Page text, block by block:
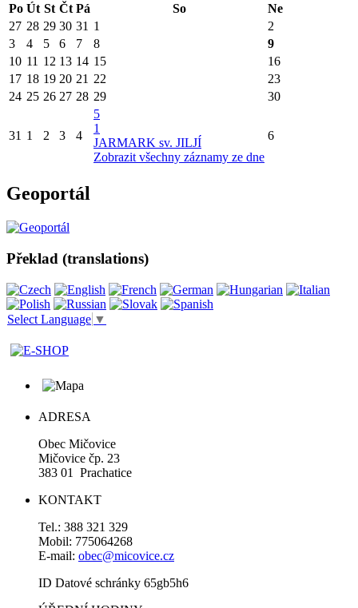
Po Út St Čt Pá So
Ne
27 28 29 30 31 1
2
3
4 5 6 7 8
9
10 11 12 13 14 15
16
17 18 19 20 21 22
23
24 25 26 27 28 29 30
31 1 2 3 4
5
1
JARMARK sv. JILJÍ
Zobrazit všechny záznamy ze dne
6
Geoportál
Překlad (translations)
Select Language ▼
ADRESA
Obec Mičovice
Mičovice čp. 23
383 01 Prachatice
KONTAKT
Tel.: 388 321 329
Mobil: 775064268
E-mail: obec@micovice.cz
ID Datové schránky 65gb5h6